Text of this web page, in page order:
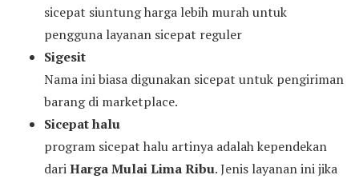
sicepat siuntung harga lebih murah untuk
pengguna layanan sicepat reguler
Sigesit
Nama ini biasa digunakan sicepat untuk pengiriman
barang di marketplace.
Sicepat halu
program sicepat halu artinya adalah kependekan
dariHarga Mulai Lima Ribu. Jenis layanan ini jika